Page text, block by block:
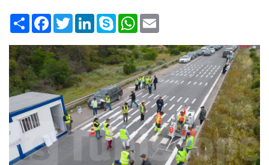
Share
FacebookTwitterLinkedInSkype
WhatsAppEmail